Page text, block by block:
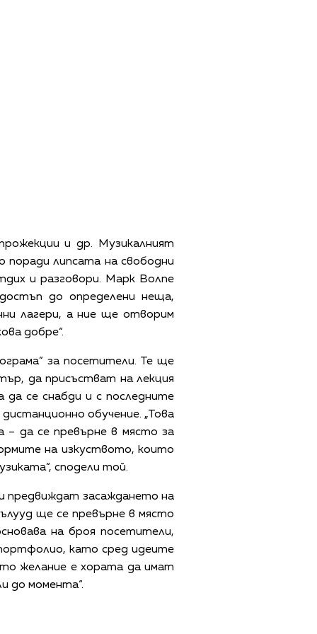
и др. Музикалният
липсата на свободни
и разговори. Марк Волпе
до определени неща,
лагери, а ние ще отворим
добре“.
за посетители. Те ще
да присъстват на лекция
се снабди и с последните
обучение. „Това
– да се превърне в място за
на изкуството, които
сподели той.
засаждането на
ще се превърне в място
на броя посетители,
като сред идеите
желание е хората да имат
до момента“.